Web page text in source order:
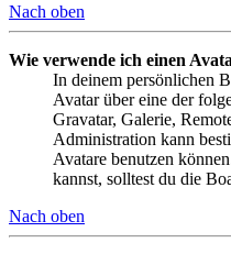
Nach oben
Wie verwende ich einen
In deinem persönlichen
Avatar über eine der
Gravatar, Galerie,
Administration kann
Avatare benutzen
kannst, solltest du die
Nach oben